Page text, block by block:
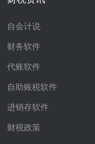
自会计说
财务软件
代账软件
自助账税软件
进销存软件
财税政策